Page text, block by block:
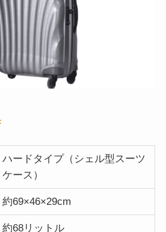
ハードタイプ（シェル型スーツ
ケース）
約69×46×29cm
約68リットル